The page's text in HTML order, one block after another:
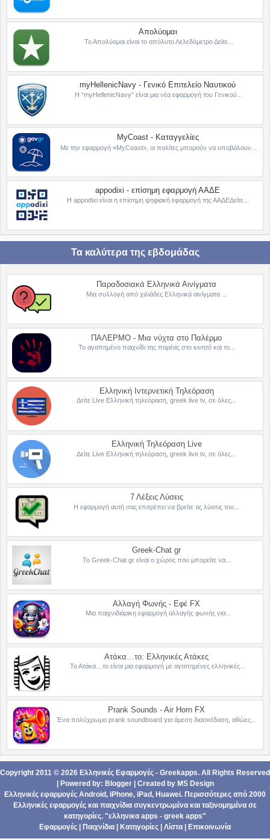
Απολύομαι
Το Απολύομαι είναι το απόλυτο Λελεδόμετρο Δείτε...
myHellenicNavy - Γενικό Επιτελείο Ναυτικού
Η “myHellenicNavy” είναι μια νέα εφαρμογή του Γενικού...
MyCoast - Καταγγελίες
Με την εφαρμογή «MyCoast», οι πολίτες μπορούν να υποβάλουν...
appodixi - επίσημη εφαρμογή ΑΑΔΕ
Η appodixi είναι η επίσημη ψηφιακή εφαρμογή της ΑΑΔΕΔείτε...
Τα καλύτερα της εβδομάδας
Παραδοσιακά Ελληνικά Αινίγματα
Μια συλλογή από χιλιάδες Ελληνικά αινίγματα ...
ΠΑΛΕΡΜΟ - Μια νύχτα στο Παλέρμο
Το αγαπημένο παιχνίδι της παρέας στο κινητό και το...
Ελληνική Ιντερνετική Τηλεόραση
Δείτε Live Ελληνική τηλεόραση, greek live tv, σε όλες...
Ελληνική Τηλεόραση Live
Δείτε Live Ελληνική τηλεόραση, greek live tv, σε όλες...
7 Λέξεις Λύσεις
Η εφαρμογή αυτή σας επιτρέπει να βρείτε τις λύσεις του...
Greek-Chat gr
Το Greek-Chat gr είναι ο χώρος που μπορείτε να...
Αλλαγή Φωνής - Εφέ FX
Μια παιχνιδιάρικη εφαρμογή αλλαγής φωνής για...
Ατάκα…το: Ελληνικές Ατάκες
Το Ατάκα…το είναι μια εφαρμογή με αγαπημένες ελληνικές...
Prank Sounds - Air Horn FX
Ένα πολύχρωμο prank soundboard για άμεση διασκέδαση, αθώες...
Copyright 2011 © 2026 Ελληνικές Εφαρμογές - Greekapps. All Rights Reserved
| Powered by: Blogger| Created by MS Design
Ελληνικές εφαρμογές Android, iPhone, iPad, Ηuawei. Περισσότερες από 2000
Ελληνικές εφαρμογές και παιχνίδια συγκεντρωμένα και ταξινομημένα σε
κατηγορίες. "ελληνικα apps - greek apps"
Εφαρμογές
Παιχνίδια Κατηγορίες Λίστα Επικοινωνία